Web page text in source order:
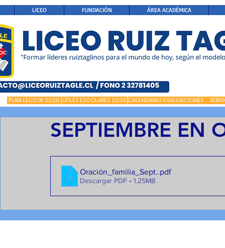
LICEO FUNDACIÓN ÁREA ACADÉMICA
PLAN LECTOR 2026 ÚTILES ESCOLARES 2026 CALENDARIO EVALUACIONES
SEPTIEMBRE EN
Oración_familia_Sept..pdf
Descargar PDF • 1.25MB